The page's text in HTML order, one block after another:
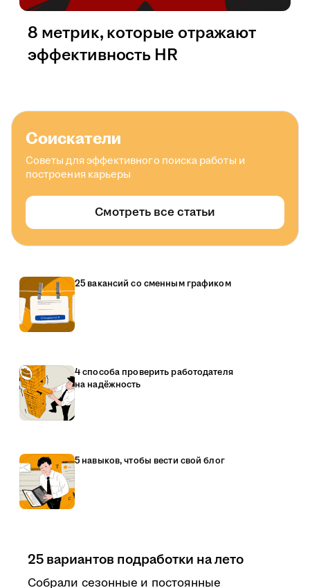
8 метрик, которые отражают
эффективность HR
Соискатели
Советы для эффективного поиска работы и
построения карьеры
Смотреть все статьи
25 вакансий со сменным графиком
4 способа проверить работодателя
на надёжность
5 навыков, чтобы вести свой блог
25 вариантов подработки на лето
Собрали сезонные и постоянные